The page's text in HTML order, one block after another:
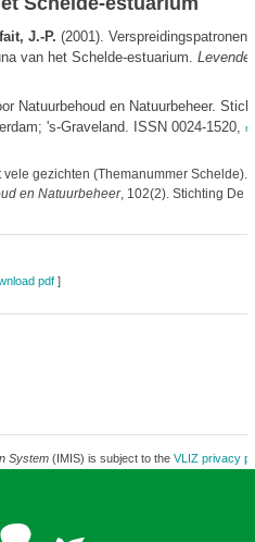
J.-P. (2001). Verspreidingspatronen
van het Schelde-estuarium. Levende
Natuurbehoud en Natuurbeheer.
's-Graveland. ISSN 0024-1520,
gezichten (Themanummer Schelde).
en Natuurbeheer, 102(2). Stichting De
pdf]
System(IMIS) is subject to the VLIZ privacy